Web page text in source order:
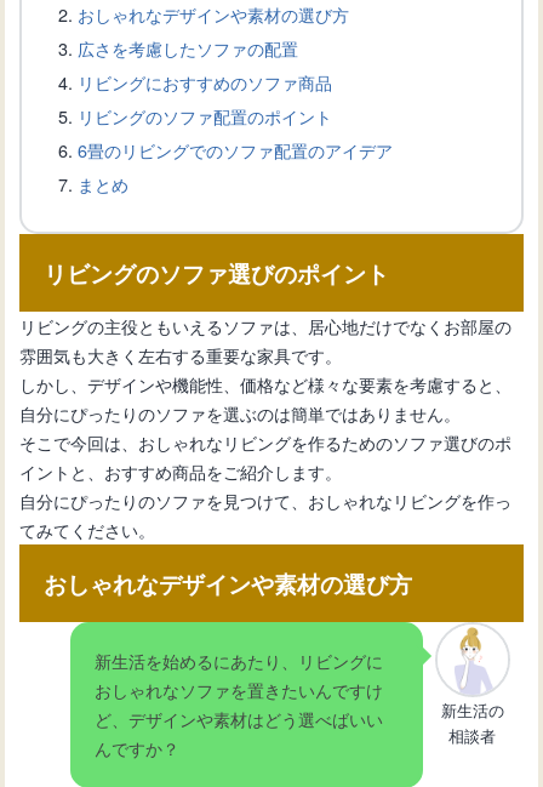
広いリビングを効率よく冷暖房！20畳
用エアコンの選び方
リビングに最適なエアコン選びと設置
リビングのエアコンの位置のポイント
こたつでおしゃれに見せる、和モダン
なリビングコーディネート術
リビングに犬のトイレを設置する際の
おしゃれな工夫
リビングをおしゃれに照らすシーリン
グライトの選び方
リビングを彩るおしゃれラグの選び方
おしゃれなデザインや素材の選び方
広さを考慮したソファの配置
リビングにおすすめのソファ商品
リビングのソファ配置のポイント
6畳のリビングでのソファ配置のアイデア
まとめ
リビングのソファ選びのポイント
リビングの主役ともいえるソファは、居心地だけでなくお部屋の
雰囲気も大きく左右する重要な家具です。
しかし、デザインや機能性、価格など様々な要素を考慮すると、
自分にぴったりのソファを選ぶのは簡単ではありません。
そこで今回は、おしゃれなリビングを作るためのソファ選びのポ
イントと、おすすめ商品をご紹介します。
自分にぴったりのソファを見つけて、おしゃれなリビングを作っ
てみてください。
おしゃれなデザインや素材の選び方
新生活を始めるにあたり、リビングに
おしゃれなソファを置きたいんですけ
ど、デザインや素材はどう選べばいい
んですか？
新生活の
相談者